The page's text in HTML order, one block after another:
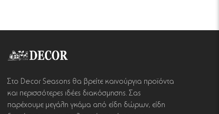
Στο Decor Seasons θα βρείτε καινούργια προϊόντα
και περισσότερες ιδέες διακόσμησης. Σας
παρέχουμε μεγάλη γκάμα από είδη δώρων, είδη